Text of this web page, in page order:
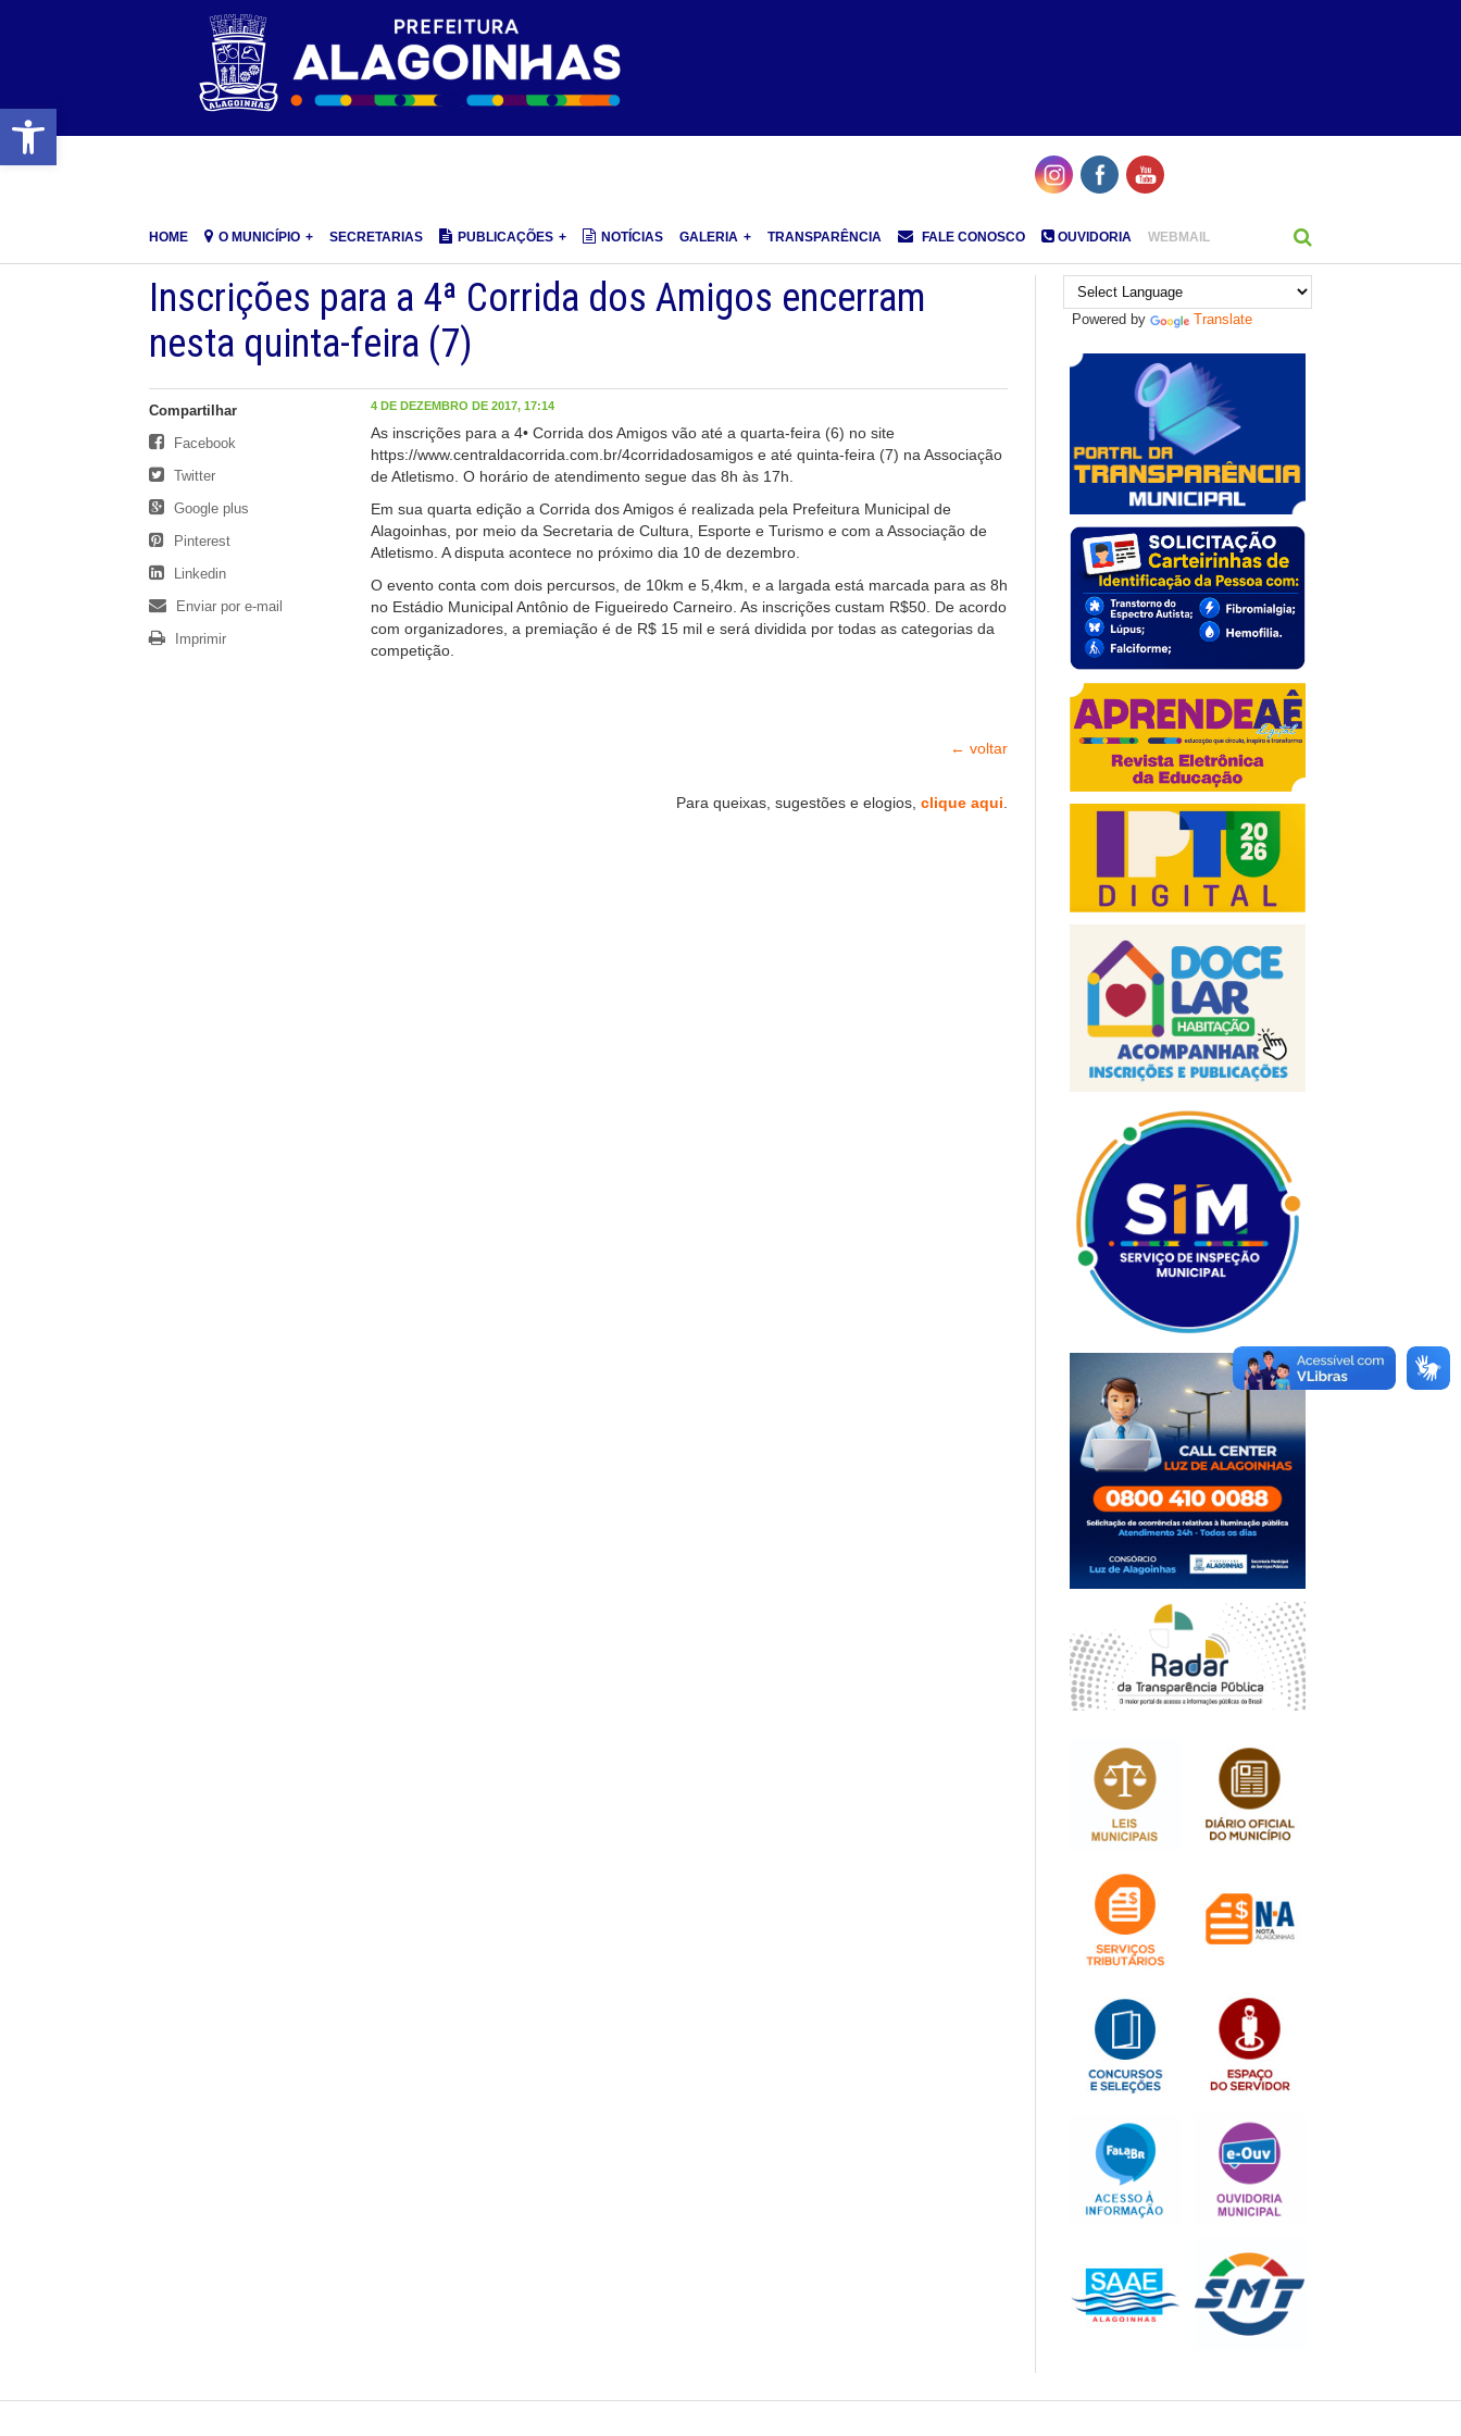
Barra de Ferramentas Aberta
HOME O MUNICÍPIO SECRETARIAS PUBLICAÇÕES NOTÍCIAS GALERIA TRANSPARÊNCIA FALE CONOSCO OUVIDORIA WEBMAIL
Inscrições para a 4ª Corrida dos Amigos encerram
nesta quinta-feira (7)
4 DE DEZEMBRO DE 2017, 17:14
As inscrições para a 4• Corrida dos Amigos vão até a quarta-feira (6) no site
https://www.centraldacorrida.com.br/4corridadosamigos e até quinta-feira (7) na Associação
de Atletismo. O horário de atendimento segue das 8h às 17h.
Em sua quarta edição a Corrida dos Amigos é realizada pela Prefeitura Municipal de
Alagoinhas, por meio da Secretaria de Cultura, Esporte e Turismo e com a Associação de
Atletismo. A disputa acontece no próximo dia 10 de dezembro.
O evento conta com dois percursos, de 10km e 5,4km, e a largada está marcada para as 8h
no Estádio Municipal Antônio de Figueiredo Carneiro. As inscrições custam R$50. De acordo
com organizadores, a premiação é de R$ 15 mil e será dividida por todas as categorias da
competição.
← voltar
Para queixas, sugestões e elogios, clique aqui.
Compartilhar
Facebook
Twitter
Google plus
Pinterest
Linkedin
Enviar por e-mail
Imprimir
Powered by Translate